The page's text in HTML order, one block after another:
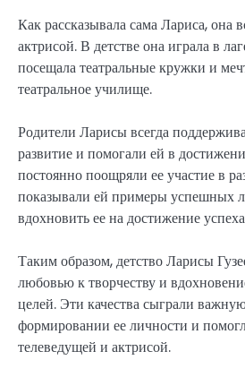
Как рассказывала сама Лариса, она
актрисой. В детстве она играла в
посещала театральные кружки и
театральное училище.
Родители Ларисы всегда
развитие и помогали ей в
постоянно поощряли ее участие в
показывали ей примеры успешных
вдохновить ее на достижение
Таким образом, детство Ларисы
любовью к творчеству и
целей. Эти качества сыграли
формировании ее личности и
телеведущей и актрисой.